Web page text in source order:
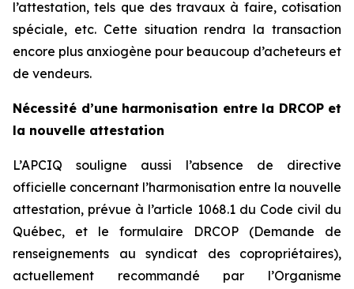
l’attestation, tels que des travaux à faire, cotisation
spéciale, etc. Cette situation rendra la transaction
encore plus anxiogène pour beaucoup d’acheteurs et
de vendeurs.
Nécessité d’une harmonisation entre la DRCOP et
la nouvelle attestation
L’APCIQ souligne aussi l’absence de directive
officielle concernant l’harmonisation entre la nouvelle
attestation, prévue à l’article 1068.1 du Code civil du
Québec, et le formulaire DRCOP (Demande de
renseignements au syndicat des copropriétaires),
actuellement recommandé par l’Organisme